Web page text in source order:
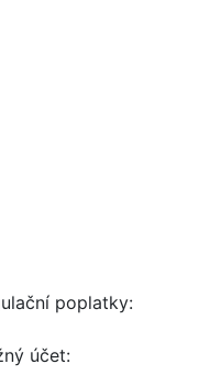
poplatky:
účet: